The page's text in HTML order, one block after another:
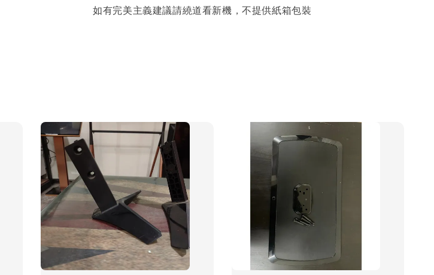
如有完美主義建議請繞道看新機，不提供紙箱包裝